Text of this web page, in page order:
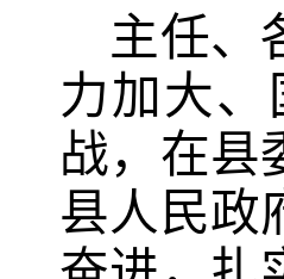
主任、
力加大
战，在县
县人民政